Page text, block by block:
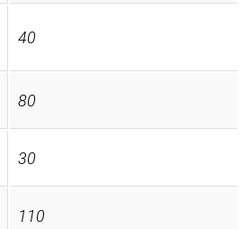
40
80
30
110